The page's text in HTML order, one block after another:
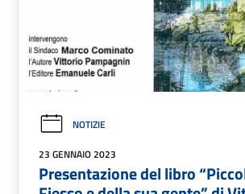
NOTIZIE
23 GENNAIO 2023
Presentazione del libro